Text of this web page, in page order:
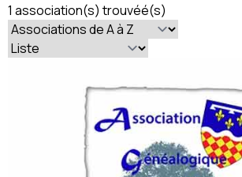
1 association(s) trouvéé(s)